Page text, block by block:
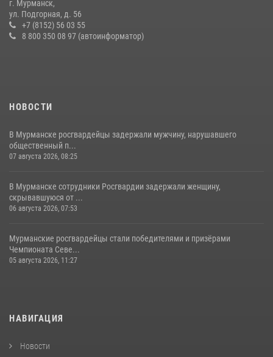
практические тренировки в акватории Кольского залива
23 июля 2026, 09:28
г. Мурманск,
ул. Подгорная, д. 56
+7 (8152) 56 03 55
8 800 350 08 97 (автоинформатор)
НОВОСТИ
В Мурманске росгвардейцы задержали мужчину, нарушавшего
общественный п...
07 августа 2026, 08:25
В Мурманске сотрудники Росгвардии задержали женщину,
скрывавшуюся от ...
06 августа 2026, 07:53
Мурманские росгвардейцы стали победителями и призёрами
Чемпионата Севе...
05 августа 2026, 11:27
НАВИГАЦИЯ
Новости